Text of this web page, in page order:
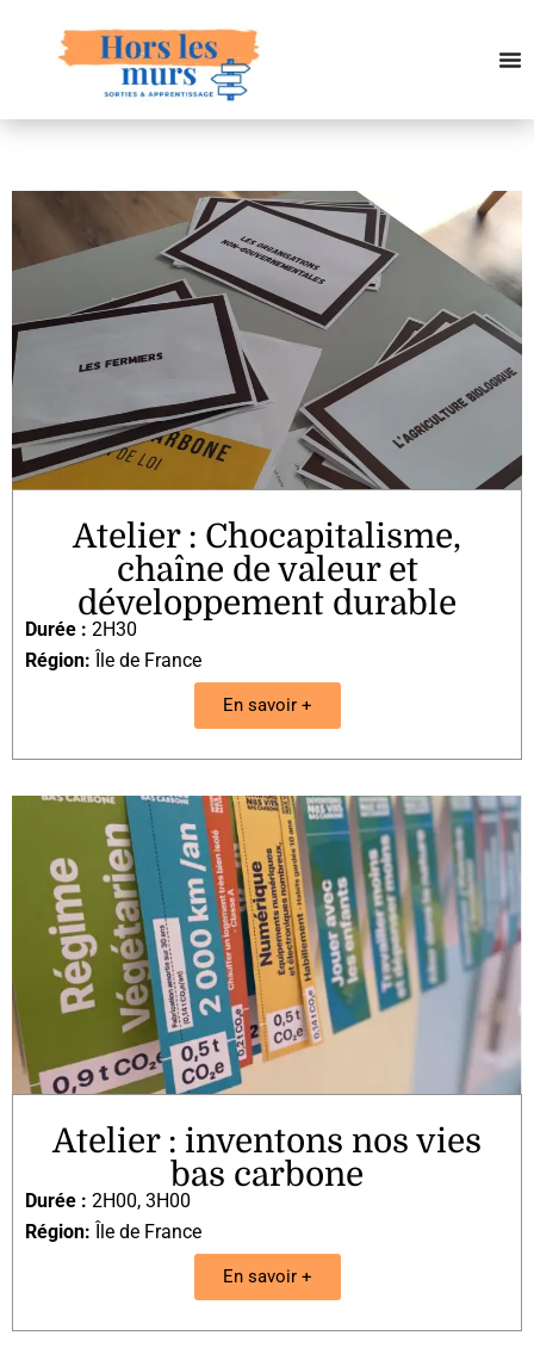
Atelier : Chocapitalisme,
chaîne de valeur et
développement durable
Durée : 2H30
Région: Île de France
En savoir +
Atelier : inventons nos vies
bas carbone
Durée : 2H00, 3H00
Région: Île de France
En savoir +